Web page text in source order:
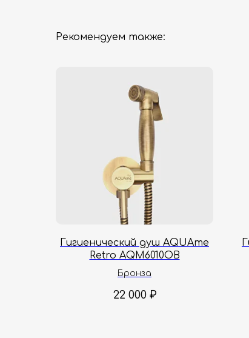
Рекомендуем также:
Гигиенический душ AQUAme
Retro AQM6010OB
Бронза
22 000 ₽